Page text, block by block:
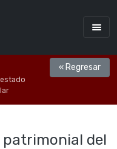
« Regresar
patrimonial del